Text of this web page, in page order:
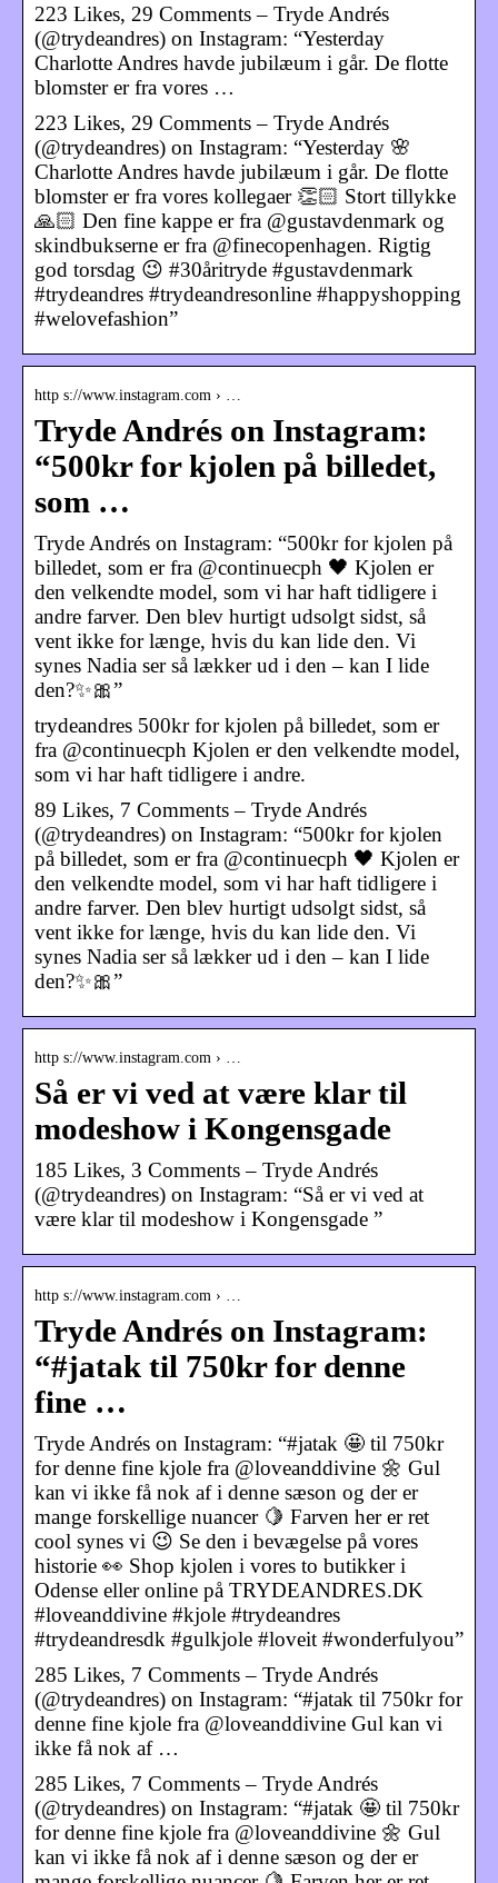
223 Likes, 29 Comments – Tryde Andrés
(@trydeandres) on Instagram: “Yesterday
Charlotte Andres havde jubilæum i går. De flotte
blomster er fra vores …
223 Likes, 29 Comments – Tryde Andrés
(@trydeandres) on Instagram: “Yesterday 🌸
Charlotte Andres havde jubilæum i går. De flotte
blomster er fra vores kollegaer 👏🏻 Stort tillykke
🙏🏻 Den fine kappe er fra @gustavdenmark og
skindbukserne er fra @finecopenhagen. Rigtig
god torsdag 😉 #30åritryde #gustavdenmark
#trydeandres #trydeandresonline #happyshopping
#welovefashion”
http s://www.instagram.com › …
Tryde Andrés on Instagram:
“500kr for kjolen på billedet,
som …
Tryde Andrés on Instagram: “500kr for kjolen på
billedet, som er fra @continuecph 🖤 Kjolen er
den velkendte model, som vi har haft tidligere i
andre farver. Den blev hurtigt udsolgt sidst, så
vent ikke for længe, hvis du kan lide den. Vi
synes Nadia ser så lækker ud i den – kan I lide
den?✨🎀”
trydeandres 500kr for kjolen på billedet, som er
fra @continuecph Kjolen er den velkendte model,
som vi har haft tidligere i andre.
89 Likes, 7 Comments – Tryde Andrés
(@trydeandres) on Instagram: “500kr for kjolen
på billedet, som er fra @continuecph 🖤 Kjolen er
den velkendte model, som vi har haft tidligere i
andre farver. Den blev hurtigt udsolgt sidst, så
vent ikke for længe, hvis du kan lide den. Vi
synes Nadia ser så lækker ud i den – kan I lide
den?✨🎀”
http s://www.instagram.com › …
Så er vi ved at være klar til
modeshow i Kongensgade
185 Likes, 3 Comments – Tryde Andrés
(@trydeandres) on Instagram: “Så er vi ved at
være klar til modeshow i Kongensgade ”
http s://www.instagram.com › …
Tryde Andrés on Instagram:
“#jatak til 750kr for denne
fine …
Tryde Andrés on Instagram: “#jatak 🤩 til 750kr
for denne fine kjole fra @loveanddivine 🌼 Gul
kan vi ikke få nok af i denne sæson og der er
mange forskellige nuancer 🍋 Farven her er ret
cool synes vi 😉 Se den i bevægelse på vores
historie 👀 Shop kjolen i vores to butikker i
Odense eller online på TRYDEANDRES.DK
#loveanddivine #kjole #trydeandres
#trydeandresdk #gulkjole #loveit #wonderfulyou”
285 Likes, 7 Comments – Tryde Andrés
(@trydeandres) on Instagram: “#jatak til 750kr for
denne fine kjole fra @loveanddivine Gul kan vi
ikke få nok af …
285 Likes, 7 Comments – Tryde Andrés
(@trydeandres) on Instagram: “#jatak 🤩 til 750kr
for denne fine kjole fra @loveanddivine 🌼 Gul
kan vi ikke få nok af i denne sæson og der er